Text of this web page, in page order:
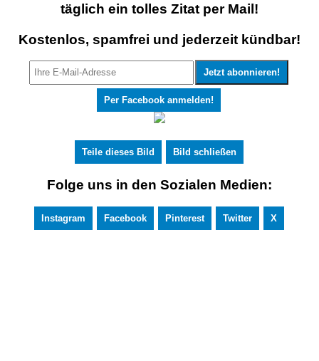
täglich ein tolles Zitat per Mail!
Kostenlos, spamfrei und jederzeit kündbar!
Per Facebook anmelden!
Teile dieses Bild Bild schließen
Folge uns in den Sozialen Medien:
Instagram Facebook Pinterest Twitter X